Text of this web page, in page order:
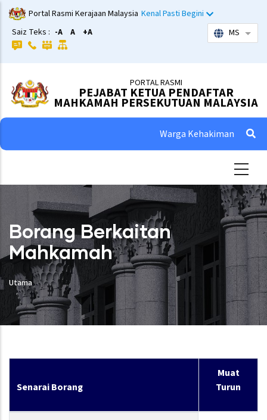
Skip
to
main
content
Portal Rasmi Kerajaan Malaysia Kenal Pasti Begini
Saiz Teks : -A A +A MS List
PORTAL RASMI
PEJABAT KETUA PENDAFTAR
MAHKAMAH PERSEKUTUAN MALAYSIA
Warga Kehakiman
Borang Berkaitan
Mahkamah
Utama
Senarai Borang
Muat
Turun